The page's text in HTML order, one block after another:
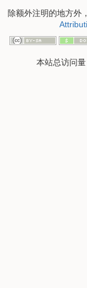
除额外注明的地方外
本站总访问量